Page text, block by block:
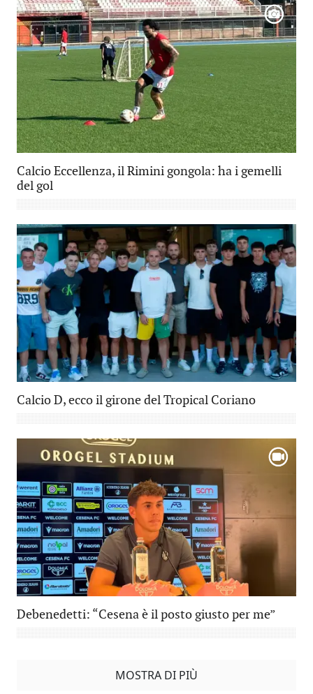
Calcio Eccellenza, il Rimini gongola: ha i gemelli
del gol
Calcio D, ecco il girone del Tropical Coriano
Debenedetti: “Cesena è il posto giusto per me”
MOSTRA DI PIÙ